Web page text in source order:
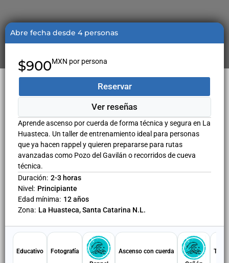
Abre fecha desde 4 personas
$900MXN por persona
Reservar
Ver reseñas
Aprende ascenso por cuerda de forma técnica y segura en La
Huasteca. Un taller de entrenamiento ideal para personas
que ya hacen rappel y quieren prepararse para rutas
avanzadas como Pozo del Gavilán o recorridos de cueva
técnica.
Duración: 2-3 horas
Nivel: Principiante
Edad mínima: 12 años
Zona: La Huasteca, Santa Catarina N.L.
Educativo
Fotografía
Ascenso con cuerda
Todo